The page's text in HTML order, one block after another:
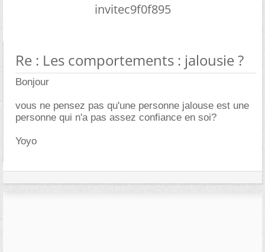
invitec9f0f895
Re : Les comportements : jalousie ?
Bonjour
vous ne pensez pas qu'une personne jalouse est une
personne qui n'a pas assez confiance en soi?
Yoyo